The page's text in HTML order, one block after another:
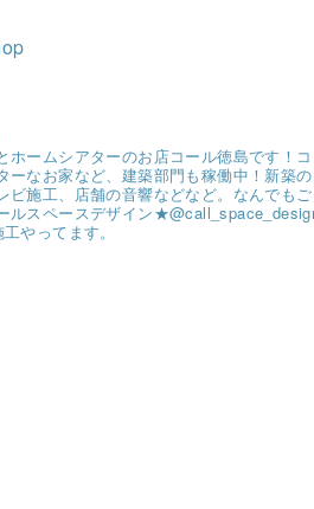
ホームシアターのお店コール徳島です！ コ
ーなお家など、建築部門も稼働中！ 新築の
施工、店舗の音響などなど。 なんでもご
ルスペースデザイン★
やってます。